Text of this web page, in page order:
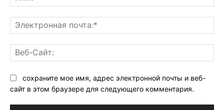
сохраните мое имя, адрес электронной почты и веб-
сайт в этом браузере для следующего комментария.